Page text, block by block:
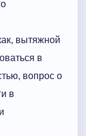
вытяжной
в
вопрос о
в